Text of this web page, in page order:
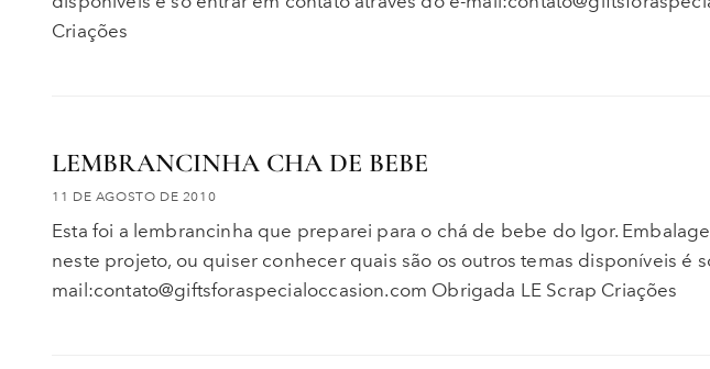
Criações
LEMBRANCINHA CHA DE BEBE
11 DE AGOSTO DE 2010
Esta foi a lembrancinha que preparei para o chá de bebe do Igor.
neste projeto, ou quiser conhecer quais são os outros temas disponíveis é
mail:contato@giftsforaspecialoccasion.com Obrigada LE Scrap Criações